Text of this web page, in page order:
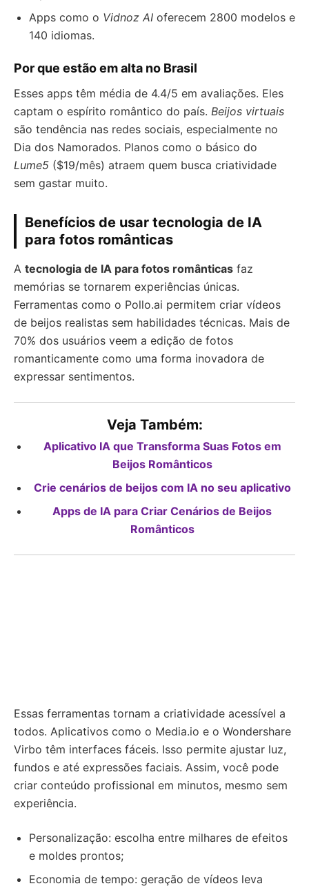
Apps como o Vidnoz AI oferecem 2800 modelos e
140 idiomas.
Por que estão em alta no Brasil
Esses apps têm média de 4.4/5 em avaliações. Eles
captam o espírito romântico do país. Beijos virtuais
são tendência nas redes sociais, especialmente no
Dia dos Namorados. Planos como o básico do
Lume5 ($19/mês) atraem quem busca criatividade
sem gastar muito.
Benefícios de usar tecnologia de IA
para fotos românticas
A tecnologia de IA para fotos românticas faz
memórias se tornarem experiências únicas.
Ferramentas como o Pollo.ai permitem criar vídeos
de beijos realistas sem habilidades técnicas. Mais de
70% dos usuários veem a edição de fotos
romanticamente como uma forma inovadora de
expressar sentimentos.
Veja Também:
Aplicativo IA que Transforma Suas Fotos em
Beijos Românticos
Crie cenários de beijos com IA no seu aplicativo
Apps de IA para Criar Cenários de Beijos
Românticos
Essas ferramentas tornam a criatividade acessível a
todos. Aplicativos como o Media.io e o Wondershare
Virbo têm interfaces fáceis. Isso permite ajustar luz,
fundos e até expressões faciais. Assim, você pode
criar conteúdo profissional em minutos, mesmo sem
experiência.
Personalização: escolha entre milhares de efeitos
e moldes prontos;
Economia de tempo: geração de vídeos leva